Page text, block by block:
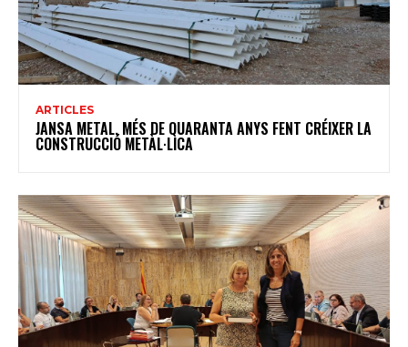
ARTICLES
JANSA METAL, MÉS DE QUARANTA ANYS FENT CRÉIXER LA
CONSTRUCCIÓ METÀL·LICA